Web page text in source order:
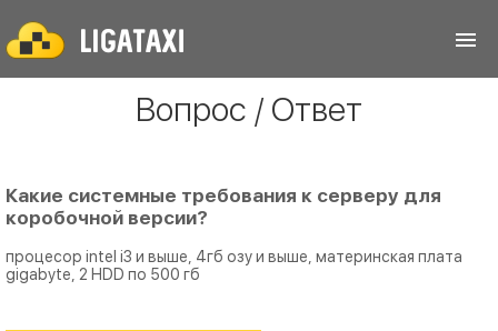
Вопрос / Ответ
Какие системные требования к серверу для
коробочной версии?
процесор intel i3 и выше, 4гб озу и выше, материнская плата
gigabyte, 2 HDD по 500 гб